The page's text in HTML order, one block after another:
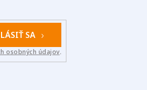
SA
osobných údajov.